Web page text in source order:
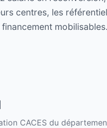
centres, les
mobilisables.
CACES du